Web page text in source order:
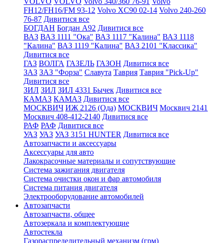
FH12/FH16/FM 93-12 Volvo XC90 02-14 Volvo 240-260
76-87 Дивитися все
БОГДАН Богдан А92 Дивитися все
ВАЗ ВАЗ 1111 "Ока" ВАЗ 1117 "Калина" ВАЗ 1118
"Калина" ВАЗ 1119 "Калина" ВАЗ 2101 "Классика"
Дивитися все
ГАЗ ВОЛГА ГАЗЕЛЬ ГАЗОН Дивитися все
ЗАЗ ЗАЗ "Форза" Славута Таврия Таврия "Pick-Up"
Дивитися все
ЗИЛ ЗИЛ ЗИЛ 4331 Бычек Дивитися все
КАМАЗ КАМАЗ Дивитися все
МОСКВИЧ ИЖ 2126 (Ода) МОСКВИЧ Москвич 2141
Москвич 408-412-2140 Дивитися все
РАФ РАФ Дивитися все
УАЗ УАЗ УАЗ 3151 HUNTER Дивитися все
Автозапчасти и аксессуары
Аксессуары для авто
Лакокрасочные материалы и сопутствующие
Система зажигания двигателя
Система очистки окон и фар автомобиля
Система питания двигателя
Электрооборудование автомобилей
Автозапчасти
Автозапчасти, общее
Автозеркала и комплектующие
Автостекла
Газораспределительный механизм (грм)